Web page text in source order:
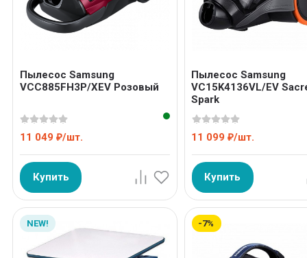
Пылесос Samsung
VCC885FH3P/XEV Розовый
11 049 ₽/шт.
Купить
Пылесос Samsung
VC15K4136VL/EV
Spark
11 099 ₽/шт.
Купить
NEW! -7%